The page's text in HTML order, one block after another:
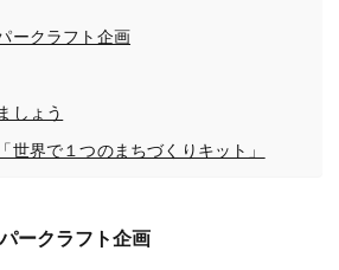
ークラフト企画
しょう
世界で１つのまちづくりキット」
ークラフト企画